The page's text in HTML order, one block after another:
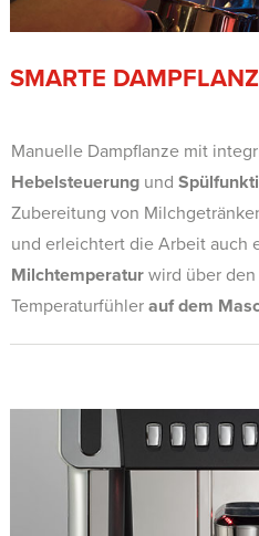
SMARTE
Manuelle Dampflanze mit
Hebelsteuerungund
Zubereitung von
und erleichtert die Arbeit auch
Milchtemperaturwird über
Temperaturfühler auf dem